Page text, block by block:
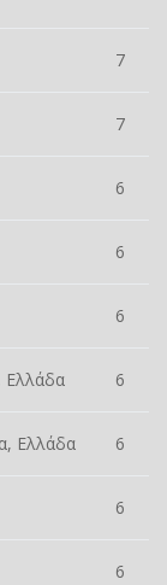
7
7
6
6
6
Ελλάδα 6
Ελλάδα 6
6
6